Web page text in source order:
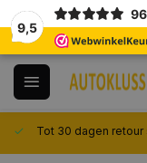
9,5
Tot 30 dagen retour